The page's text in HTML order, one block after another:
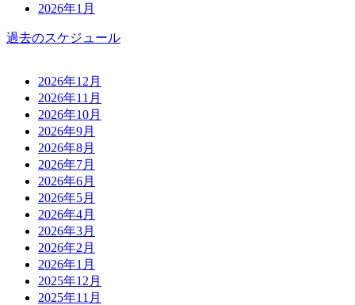
2026年1月
過去のスケジュール
2026年12月
2026年11月
2026年10月
2026年9月
2026年8月
2026年7月
2026年6月
2026年5月
2026年4月
2026年3月
2026年2月
2026年1月
2025年12月
2025年11月